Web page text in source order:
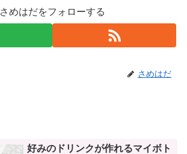
さめはだをフォローする
さめはだ
好みのドリンクが作れるマイボト